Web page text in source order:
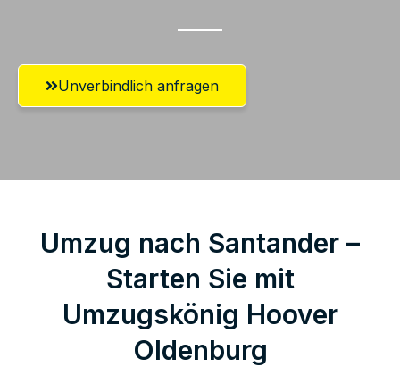
Unverbindlich anfragen
Umzug nach Santander –
Starten Sie mit
Umzugskönig Hoover
Oldenburg